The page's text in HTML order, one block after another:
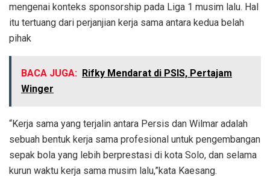
mengenai konteks sponsorship pada Liga 1 musim lalu. Hal
itu tertuang dari perjanjian kerja sama antara kedua belah
pihak
BACA JUGA: Rifky Mendarat di PSIS, Pertajam
Winger
“Kerja sama yang terjalin antara Persis dan Wilmar adalah
sebuah bentuk kerja sama profesional untuk pengembangan
sepak bola yang lebih berprestasi di kota Solo, dan selama
kurun waktu kerja sama musim lalu,”kata Kaesang.